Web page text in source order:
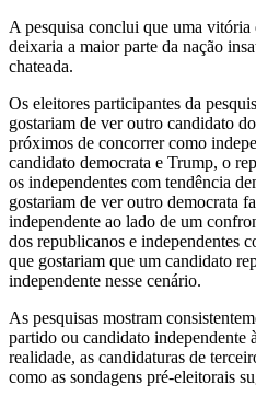
A pesquisa conclui que uma
deixaria a maior parte da nação
chateada.
Os eleitores participantes da
gostariam de ver outro candidato
próximos de concorrer como
candidato democrata e Trump, o
os independentes com tendência
gostariam de ver outro democrata
independente ao lado de um
dos republicanos e independentes
que gostariam que um candidato
independente nesse cenário.
As pesquisas mostram
partido ou candidato independente
realidade, as candidaturas de
como as sondagens pré-eleitorais